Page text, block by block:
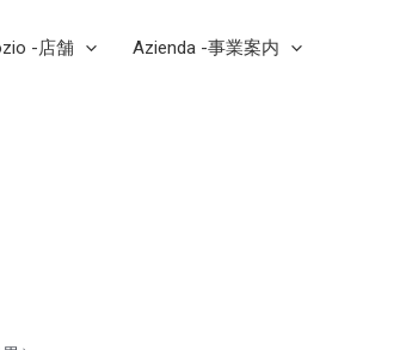
-店舗 Azienda -事業案内